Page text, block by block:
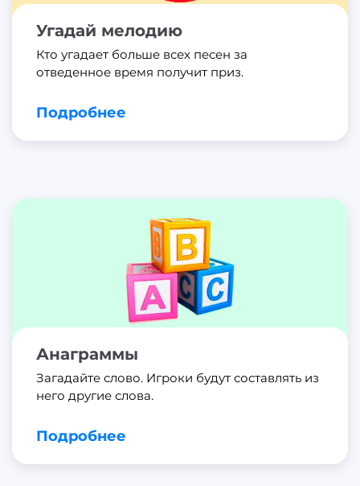
Угадай мелодию
Кто угадает больше всех песен за
отведенное время получит приз.
Подробнее
Анаграммы
Загадайте слово. Игроки будут составлять из
него другие слова.
Подробнее